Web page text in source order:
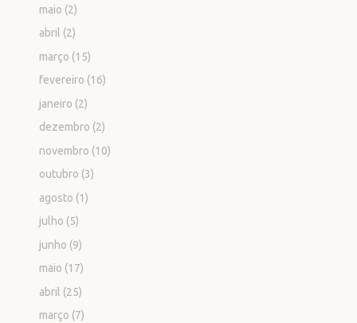
maio (2)
abril (2)
março (15)
fevereiro (16)
janeiro (2)
dezembro (2)
novembro (10)
outubro (3)
agosto (1)
julho (5)
junho (9)
maio (17)
abril (25)
março (7)